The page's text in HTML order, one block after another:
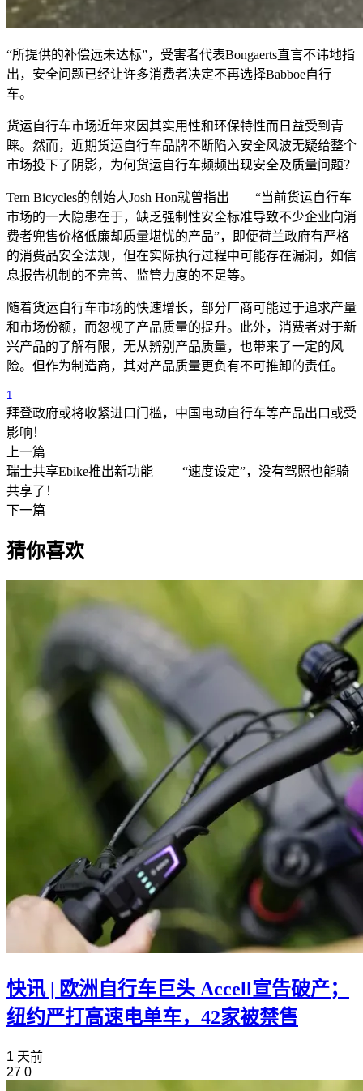
“所提供的补偿远未达标”，受害者代表Bongaerts直言不讳地指
出，安全问题已经让许多消费者决定不再选择Babboe自行
车。
货运自行车市场近年来因其实用性和环保特性而日益受到青
睐。然而，近期货运自行车品牌不断陷入安全风波无疑给整个
市场投下了阴影，为何货运自行车频频出现安全及质量问题？
Tern Bicycles的创始人Josh Hon就曾指出——“当前货运自行车
市场的一大隐患在于，缺乏强制性安全标准导致不少企业向消
费者兜售价格低廉却质量堪忧的产品”，即便荷兰政府有严格
的消费品安全法规，但在实际执行过程中可能存在漏洞，如信
息报告机制的不完善、监管力度的不足等。
随着货运自行车市场的快速增长，部分厂商可能过于追求产量
和市场份额，而忽视了产品质量的提升。此外，消费者对于新
兴产品的了解有限，无从辨别产品质量，也带来了一定的风
险。但作为制造商，其对产品质量更负有不可推卸的责任。
1
拜登政府或将收紧进口门槛，中国电动自行车等产品出口或受
影响！
上一篇
瑞士共享Ebike推出新功能—— “速度设定”，没有驾照也能骑
共享了！
下一篇
猜你喜欢
快讯 | 欧洲自行车巨头 Accell宣告破产；
纽约严打高速电单车，42家被禁售
1 天前
27 0